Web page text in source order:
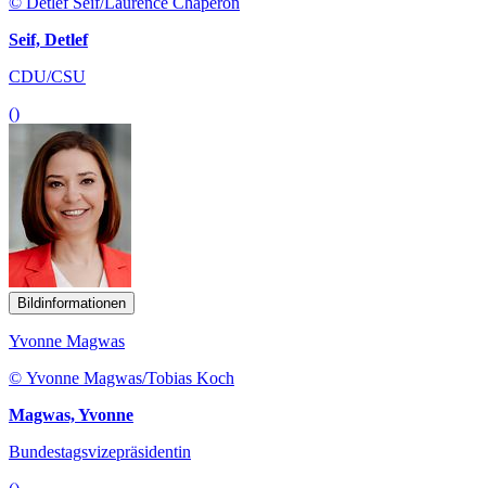
Seif, Detlef
CDU/CSU
()
Bildinformationen
Yvonne Magwas
© Yvonne Magwas/Tobias Koch
Magwas, Yvonne
Bundestagsvizepräsidentin